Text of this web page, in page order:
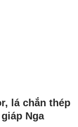
lá chắn thép
Nga